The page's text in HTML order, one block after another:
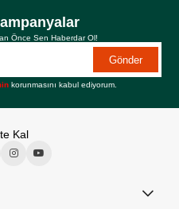
Önce Sen Haberdar Ol!
Gönder
korunmasını kabul ediyorum.
Kal